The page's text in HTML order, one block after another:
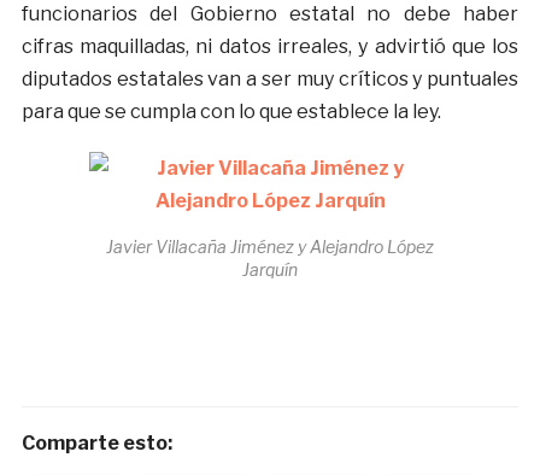
funcionarios del Gobierno estatal no debe haber
cifras maquilladas, ni datos irreales, y advirtió que los
diputados estatales van a ser muy críticos y puntuales
para que se cumpla con lo que establece la ley.
Javier Villacaña Jiménez y Alejandro López
Jarquín
Comparte esto: